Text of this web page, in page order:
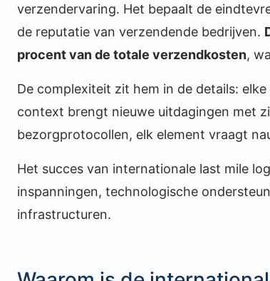
verzendervaring. Het bepaalt de
de reputatie van verzendende bedrijven.
procent van de totale verzendkosten,
De complexiteit zit hem in de details:
context brengt nieuwe uitdagingen met
bezorgprotocollen, elk element vraagt
Het succes van internationale last mile
inspanningen, technologische
infrastructuren.